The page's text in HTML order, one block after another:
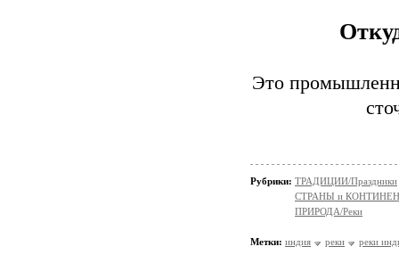
Это
Рубрики: ТРАДИЦИИ/Праздники
СТРАНЫ и
ПРИРОДА/Реки
Метки: индия реки реки